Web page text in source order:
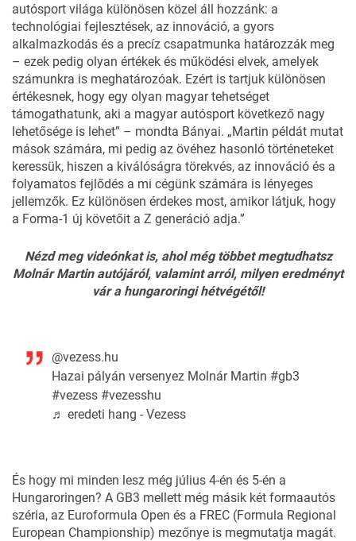
autósport világa különösen közel áll hozzánk: a
technológiai fejlesztések, az innováció, a gyors
alkalmazkodás és a precíz csapatmunka határozzák meg
– ezek pedig olyan értékek és működési elvek, amelyek
számunkra is meghatározóak. Ezért is tartjuk különösen
értékesnek, hogy egy olyan magyar tehetséget
támogathatunk, aki a magyar autósport következő nagy
lehetősége is lehet” – mondta Bányai. „Martin példát mutat
mások számára, mi pedig az övéhez hasonló történeteket
keressük, hiszen a kiválóságra törekvés, az innováció és a
folyamatos fejlődés a mi cégünk számára is lényeges
jellemzők. Ez különösen érdekes most, amikor látjuk, hogy
a Forma-1 új követőit a Z generáció adja.”
Nézd meg videónkat is, ahol még többet megtudhatsz
Molnár Martin autójáról, valamint arról, milyen eredményt
vár a hungaroringi hétvégétől!
@vezess.hu
Hazai pályán versenyez Molnár Martin #gb3
#vezess #vezesshu
♬ eredeti hang - Vezess
És hogy mi minden lesz még július 4-én és 5-én a
Hungaroringen? A GB3 mellett még másik két formaautós
széria, az Euroformula Open és a FREC (Formula Regional
European Championship) mezőnye is megmutatja magát.